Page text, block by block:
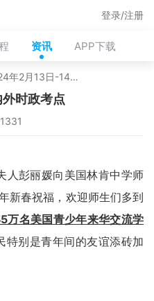
资讯 APP下载
登录/注册
2024年2月13日-14日国内外时政考点
时政考点
人彭丽媛向美国林肯中学师
新春祝福，欢迎师生们多到
万名美国青少年来华交流学
特别是青年间的友谊添砖加